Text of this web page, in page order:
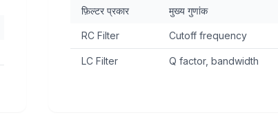
फ़िल्टर प्रकार मुख्य गुणांक
RC Filter Cutoff frequency
LC Filter Q factor, bandwidth